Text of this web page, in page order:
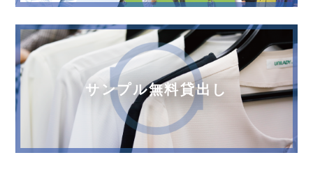
サンプル無料貸出し